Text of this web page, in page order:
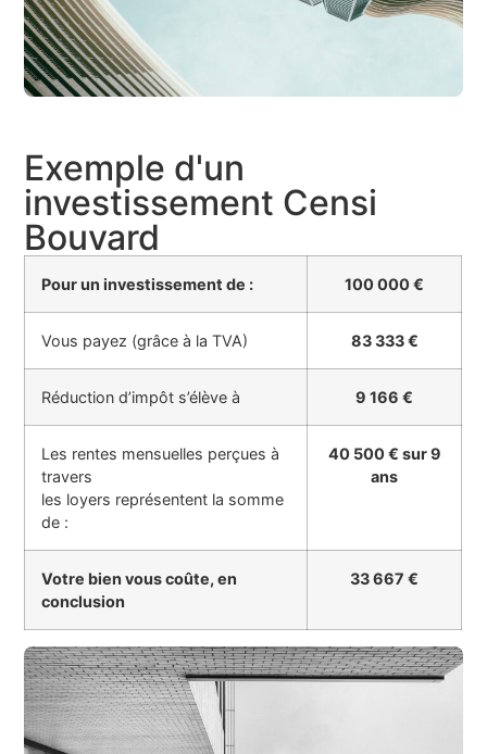
Exemple d'un
investissement Censi
Bouvard
Pour un investissement de : 100 000 €
Vous payez (grâce à la TVA) 83 333 €
Réduction d’impôt s’élève à 9 166 €
Les rentes mensuelles perçues à
travers
les loyers représentent la somme
de :
40 500 € sur 9
ans
Votre bien vous coûte, en
conclusion
33 667 €